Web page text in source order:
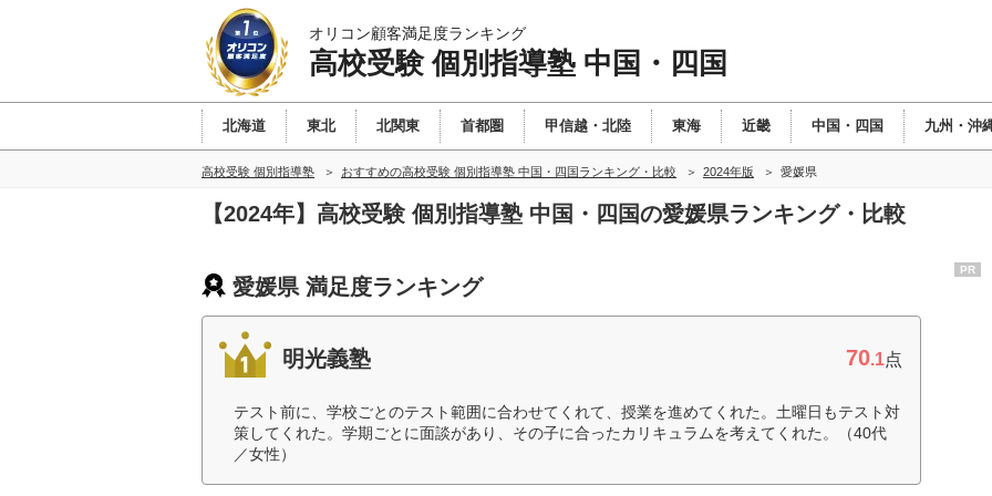
オリコン顧客満足度ランキング
高校受験 個別指導塾 中国・四国
北海道 東北 北関東 首都圏 甲信越・北陸 東海 近畿 中国・四国 九州・沖
高校受験 個別指導塾 おすすめの高校受験 個別指導塾 中国・四国ランキング・比較 2024年版 愛媛県
【2024年】高校受験 個別指導塾 中国・四国の愛媛県ランキング・比較
愛媛県 満足度ランキング
明光義塾 70.1点
テスト前に、学校ごとのテスト範囲に合わせてくれて、授業を進めてくれた。土曜日もテスト対
策してくれた。学期ごとに面談があり、その子に合ったカリキュラムを考えてくれた。（40代
／女性）
PR